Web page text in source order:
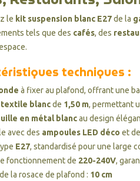
le kit suspension blanc E27de la
tels que des cafés, des
techniques :
à fixer au plafond, offrant une
textile blancde 1,50 m, permettant
en métal blancau design
avec des ampoules LED déco et
E27, standardisé pour une large
fonctionnement de 220-240V,
la rosace de plafond : 10 cm